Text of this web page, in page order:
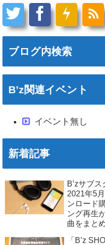
ブログ内検索
B’z関連イベント
イベント無し
新着記事
B’zサブス
2021年5
ンロード
ング再生
曲をまと
「B’z